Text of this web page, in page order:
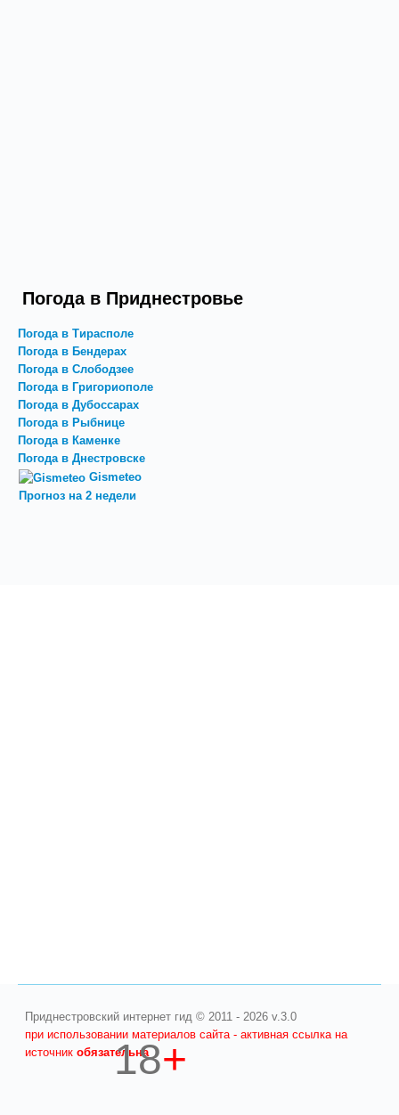
Погода в Приднестровье
Погода в Тирасполе
Погода в Бендерах
Погода в Слободзее
Погода в Григориополе
Погода в Дубоссарах
Погода в Рыбнице
Погода в Каменке
Погода в Днестровске
Gismeteo
Прогноз на 2 недели
Приднестровский интернет гид © 2011 - 2026 v.3.0
при использовании материалов сайта - активная ссылка на
источникобязательна
18+